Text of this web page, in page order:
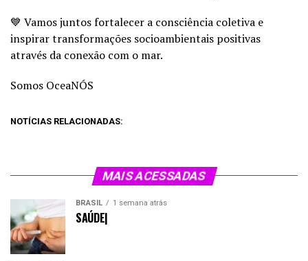
💙 Vamos juntos fortalecer a consciência coletiva e
inspirar transformações socioambientais positivas
através da conexão com o mar.
Somos OceaNÓS
NOTÍCIAS RELACIONADAS:
MAIS ACESSADAS
BRASIL 1 semana atrás
SAÚDE|